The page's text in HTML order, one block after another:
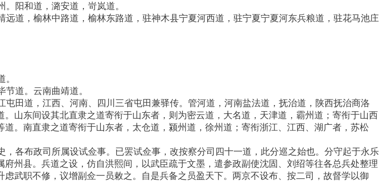
阳和道，潞安道，岢岚道。
道，榆林中路道，榆林东路道，驻神木县宁夏河西道，驻宁夏宁夏河东兵粮道，驻花马池庄
道。云南曲靖道。
田道，江西、河南、四川三省屯田兼驿传。管河道，河南盐法道，抚治道，陕西抚治商洛
山东间设其北直隶之道寄衔于山东者，则为密云道，大名道，天津道，霸州道；寄衔于山西
。南直隶之道寄衔于山东者，太仓道，颍州道，徐州道；寄衔浙江、江西、湖广者，苏松
各布政司所属设试佥事。已罢试佥事，改按察分司四十一道，此分巡之始也。分守起于永乐
州县。兵道之设，仿自洪熙间，以武臣疏于文墨，遣参政副使沈固、刘绍等往各总兵处整理
武职不修，议增副佥一员敕之。自是兵备之员盈天下。两京不设布、按二司，故督学以御